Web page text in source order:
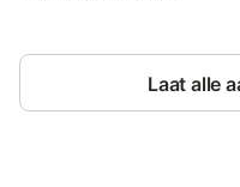
Laat alle